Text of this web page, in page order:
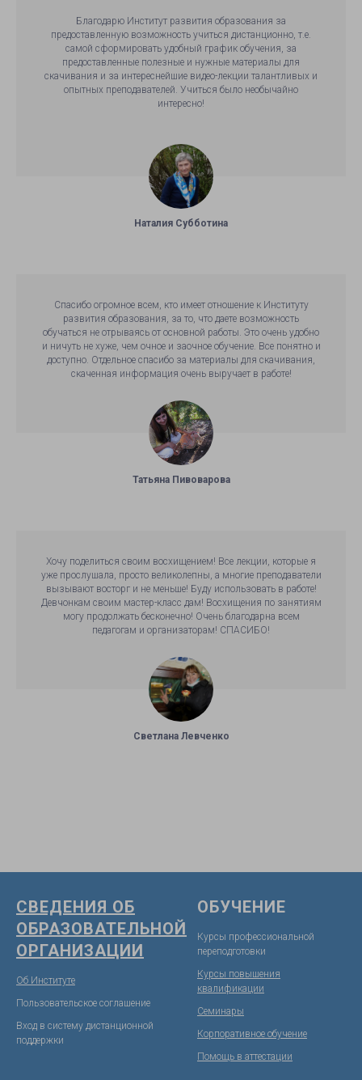
Благодарю Институт развития образования за
предоставленную возможность учиться дистанционно, т.е.
самой сформировать удобный график обучения, за
предоставленные полезные и нужные материалы для
скачивания и за интереснейшие видео-лекции талантливых и
опытных преподавателей. Учиться было необычайно
интересно!
Наталия Субботина
Спасибо огромное всем, кто имеет отношение к Институту
развития образования, за то, что даете возможность
обучаться не отрываясь от основной работы. Это очень удобно
и ничуть не хуже, чем очное и заочное обучение. Все понятно и
доступно. Отдельное спасибо за материалы для скачивания,
скаченная информация очень выручает в работе!
Татьяна Пивоварова
Хочу поделиться своим восхищением! Все лекции, которые я
уже прослушала, просто великолепны, а многие преподаватели
вызывают восторг и не меньше! Буду использовать в работе!
Девчонкам своим мастер-класс дам! Восхищения по занятиям
могу продолжать бесконечно! Очень благодарна всем
педагогам и организаторам! СПАСИБО!
Светлана Левченко
СВЕДЕНИЯ ОБ
ОБРАЗОВАТЕЛЬНОЙ
ОРГАНИЗАЦИИ
Об Институте
Пользовательское соглашение
Вход в систему дистанционной
поддержки
ОБУЧЕНИЕ
Курсы профессиональной
переподготовки
Курсы повышения
квалификации
Семинары
Корпоративное обучение
Помощь в аттестации